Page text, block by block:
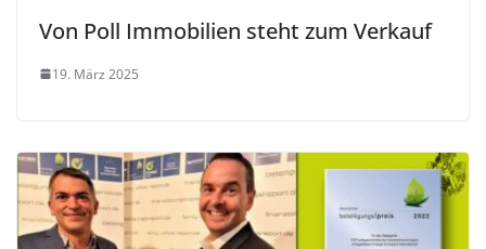
Von Poll Immobilien steht zum Verkauf
19. März 2025